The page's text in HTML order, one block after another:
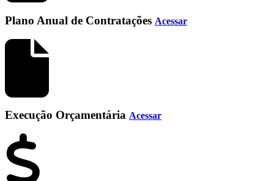
Plano Anual de Contratações Acessar
Execução Orçamentária Acessar